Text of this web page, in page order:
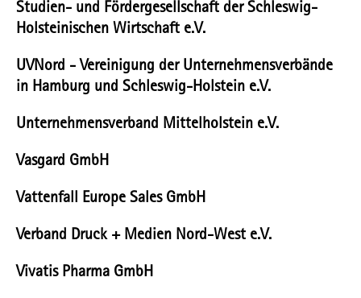
Studien- und Fördergesellschaft der Schleswig-
Holsteinischen Wirtschaft e.V.
UVNord - Vereinigung der Unternehmensverbände
in Hamburg und Schleswig-Holstein e.V.
Unternehmensverband Mittelholstein e.V.
Vasgard GmbH
Vattenfall Europe Sales GmbH
Verband Druck + Medien Nord-West e.V.
Vivatis Pharma GmbH